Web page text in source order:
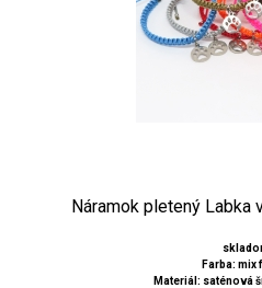
Náramok pletený Labka
Farba: mix
Materiál: saténová